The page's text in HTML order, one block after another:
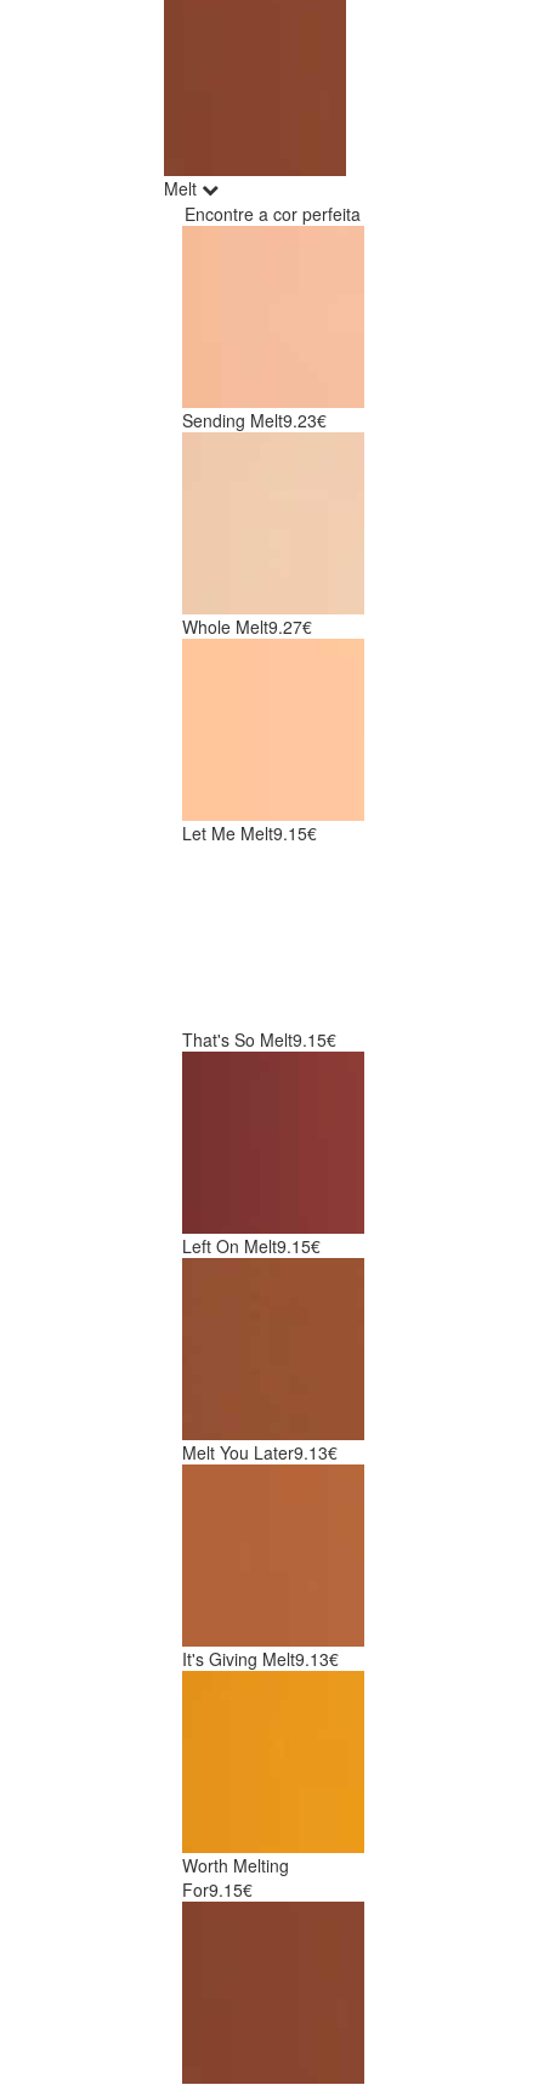
Melt
Encontre a cor perfeita
Sending Melt9.23€
Whole Melt9.27€
Let Me Melt9.15€
That's So Melt9.15€
Left On Melt9.15€
Melt You Later9.13€
It's Giving Melt9.13€
Worth Melting
For9.15€